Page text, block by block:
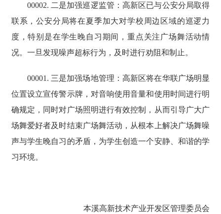
00002. 二是加强巡逻监管：高新区已与公安分局取得
联系，公安分局将在夏季加大对学校周边区域的巡逻力
度，特别是在学生晚自习期间，重点关注广场舞活动情
况。一旦发现噪声超标行为，及时进行劝阻和制止。
00001. 三是加强场地管理：高新区将在华联广场明显
位置设立宣传警示牌，对音响使用音量和使用时间进行明
确规定，同时对广场照明进行有效控制，从而引导广大广
场舞爱好者及时结束广场舞活动，从根本上解决广场舞噪
声与学生晚自习的矛盾，为学生创造一个安静、和谐的学
习环境。
本溪高新技术产业开发区管理委员会